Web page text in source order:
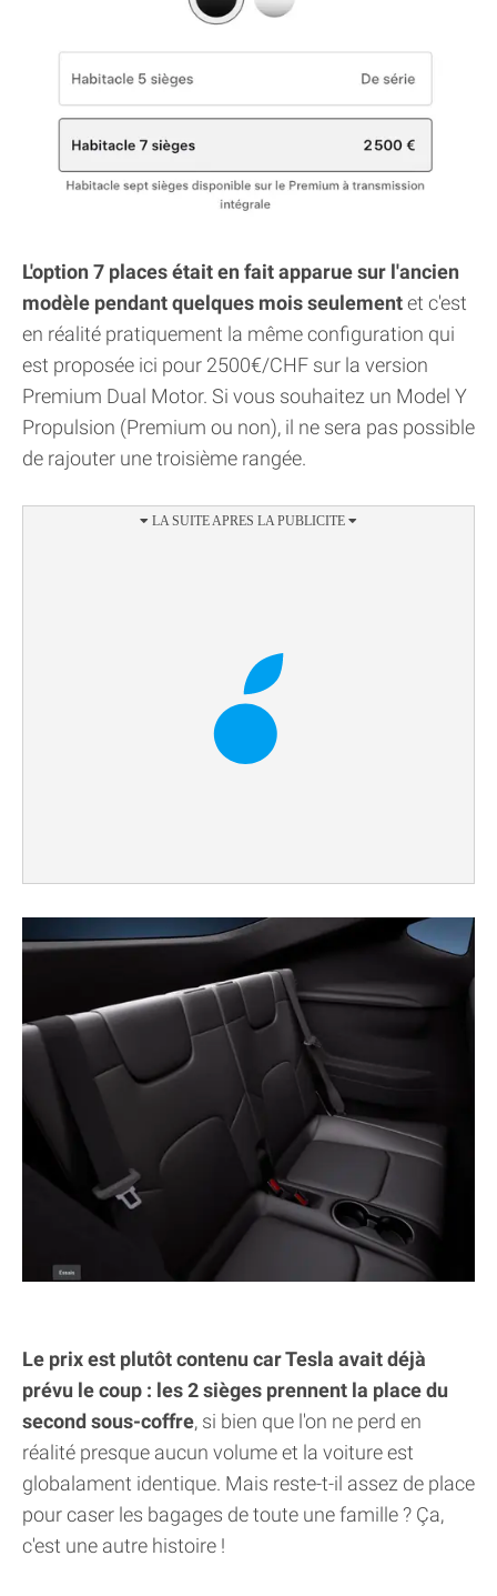
L'option 7 places était en fait apparue sur l'ancien
modèle pendant quelques mois seulementet c'est
en réalité pratiquement la même configuration qui
est proposée ici pour 2500€/CHF sur la version
Premium Dual Motor. Si vous souhaitez un Model Y
Propulsion (Premium ou non), il ne sera pas possible
de rajouter une troisième rangée.
Le prix est plutôt contenu car Tesla avait déjà
prévu le coup : les 2 sièges prennent la place du
second sous-coffre, si bien que l'on ne perd en
réalité presque aucun volume et la voiture est
globalament identique. Mais reste-t-il assez de place
pour caser les bagages de toute une famille ? Ça,
c'est une autre histoire !